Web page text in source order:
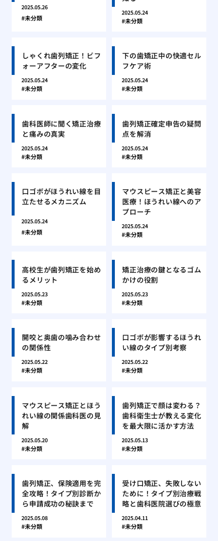
2025.05.26
未分類
2025.05.24
未分類
しゃくれ歯列矯正！ビフ
ォーアフターの変化
2025.05.24
未分類
下の歯矯正中の快適セル
フケア術
2025.05.24
未分類
歯科医師に聞く矯正治療
と痛みの真実
2025.05.24
未分類
歯列矯正確定申告の疑問
点を解消
2025.05.24
未分類
口ゴボがほうれい線を目
立たせるメカニズム
2025.05.24
未分類
マウスピース矯正と美容
医療！ほうれい線へのア
プローチ
2025.05.24
未分類
高校生が歯列矯正を始め
るメリット
2025.05.23
未分類
矯正治療の鍵となるゴム
かけの役割
2025.05.23
未分類
開咬と奥歯の噛み合わせ
の関係性
2025.05.22
未分類
口ゴボが影響するほうれ
い線のタイプ別考察
2025.05.22
未分類
マウスピース矯正とほう
れい線の関係歯科医の見
解
2025.05.20
未分類
歯列矯正で顔は変わる？
歯科衛生士が教える変化
を最大限に活かす方法
2025.05.13
未分類
歯列矯正、保険適用を完
全攻略！タイプ別診断か
ら申請成功の秘訣まで
2025.05.08
未分類
受け口矯正、失敗しない
ために！タイプ別治療戦
略と歯科医院選びの極意
2025.04.11
未分類